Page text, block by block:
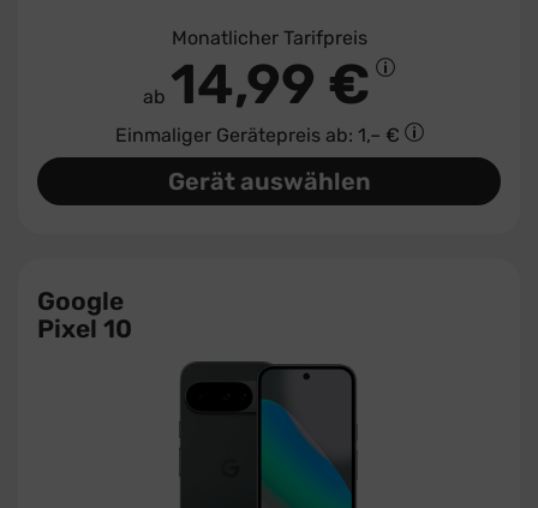
Monatlicher Tarifpreis
ab 14,99 €
Einmaliger Gerätepreis ab: 1,– €
Gerät auswählen
Google
Pixel 10